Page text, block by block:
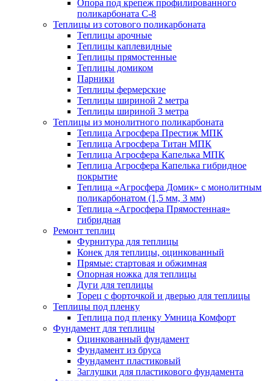
Опора под крепеж профилированного
поликарбоната С-8
Теплицы из сотового поликарбоната
Теплицы арочные
Теплицы каплевидные
Теплицы прямостенные
Теплицы домиком
Парники
Теплицы фермерские
Теплицы шириной 2 метра
Теплицы шириной 3 метра
Теплицы из монолитного поликарбоната
Теплица Агросфера Престиж МПК
Теплица Агросфера Титан МПК
Теплица Агросфера Капелька МПК
Теплица Агросфера Капелька гибридное
покрытие
Теплица «Агросфера Домик» с монолитным
поликарбонатом (1,5 мм, 3 мм)
Теплица «Агросфера Прямостенная»
гибридная
Ремонт теплиц
Фурнитура для теплицы
Конек для теплицы, оцинкованный
Прямые: стартовая и обжимная
Опорная ножка для теплицы
Дуги для теплицы
Торец с форточкой и дверью для теплицы
Теплицы под пленку
Теплица под пленку Умница Комфорт
Фундамент для теплицы
Оцинкованный фундамент
Фундамент из бруса
Фундамент пластиковый
Заглушки для пластикового фундамента